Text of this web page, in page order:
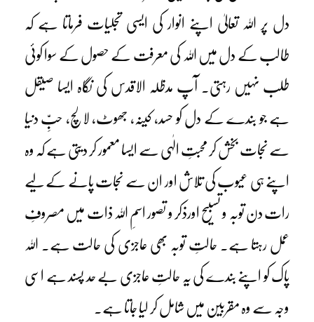
دل پر اللہ تعالیٰ اپنے انوار کی ایسی تجلیات فرماتا ہے کہ
طالب کے دل میں اللہ کی معرفت کے حصول کے سوا کوئی
طلب نہیں رہتی۔ آپ مدظلہ الاقدس کی نگاہ ایسا صیقل
ہے جو بندے کے دل کو حسد، کینہ، جھوٹ، لالچ، حبِّ دنیا
سے نجات بخش کر محبتِ الٰہی سے ایسا معمور کر دیتی ہے کہ وہ
اپنے ہی عیوب کی تلاش اور ان سے نجات پانے کے لیے
رات دن توبہ و تسبیح اورذکر و تصور اسمِ اللہ ذات میں مصروفِ
عمل رہتا ہے۔ حالتِ توبہ بھی عاجزی کی حالت ہے۔ اللہ
پاک کو اپنے بندے کی یہ حالتِ عاجزی بے حد پسند ہے اسی
وجہ سے وہ مقربین میں شامل کر لیا جاتا ہے۔